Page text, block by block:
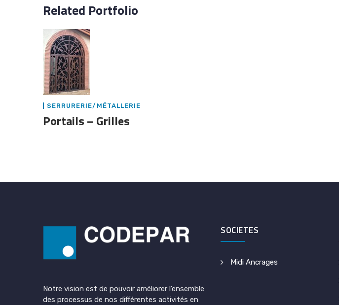
Related Portfolio
SERRURERIE/MÉTALLERIE
Portails – Grilles
Notre vision est de pouvoir améliorer l’ensemble
des processus de nos différentes activités en
SOCIETES
Midi Ancrages